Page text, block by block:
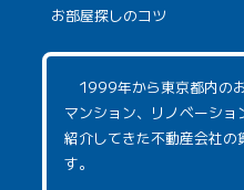
お部屋探しのコツ
1999年から東京都内の
マンション、リノベーシ
紹介してきた不動産会社
す。